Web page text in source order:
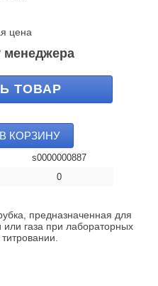
цена
менеджера
ТОВАР
КОРЗИНУ
s0000000887
0
предназначенная для
или газа при лабораторных